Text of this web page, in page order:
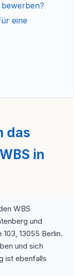
eine
das
in
WBS
und
13055 Berlin.
und sich
ist ebenfalls